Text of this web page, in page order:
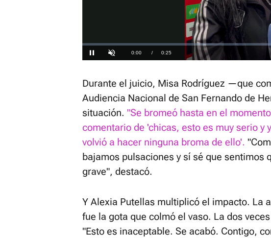
Pausa Unmute Current
0:00 / Duration
0:25
Loaded:
23.01%
Durante el juicio, Misa Rodríguez —que
Audiencia Nacional de San Fernando de
situación. "Se bromeó hasta en el
comentario de 'chicas, esto es muy serio y
volvió a hacer ninguna broma de ello'.
bajamos pulsaciones y sí sé que sentimos
grave", destacó.
Y Alexia Putellas multiplicó el impacto. La
fue la gota que colmó el vaso. La dos
"Esto es inaceptable. Se acabó. Contigo,